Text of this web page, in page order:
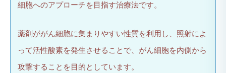
細胞へのアプローチを目指す治療法です。
薬剤ががん細胞に集まりやすい性質を利用し、照射によ
って活性酸素を発生させることで、がん細胞を内側から
攻撃することを目的としています。